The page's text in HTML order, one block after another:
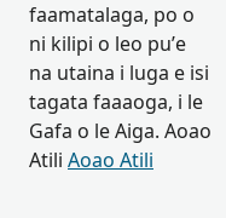
faamatalaga, po o
ni kilipi o leo pu’e
na utaina i luga e isi
tagata faaaoga, i le
Gafa o le Aiga. Aoao
Atili Aoao Atili